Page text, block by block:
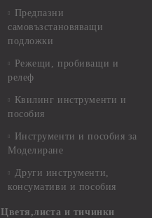
Предпазни
самовъзстановяващи
подложки
Режещи, пробиващи и
релеф
Квилинг инструменти и
пособия
Инструменти и пособия за
Моделиране
Други инструменти,
консумативи и пособия
Цветя,листа и тичинки